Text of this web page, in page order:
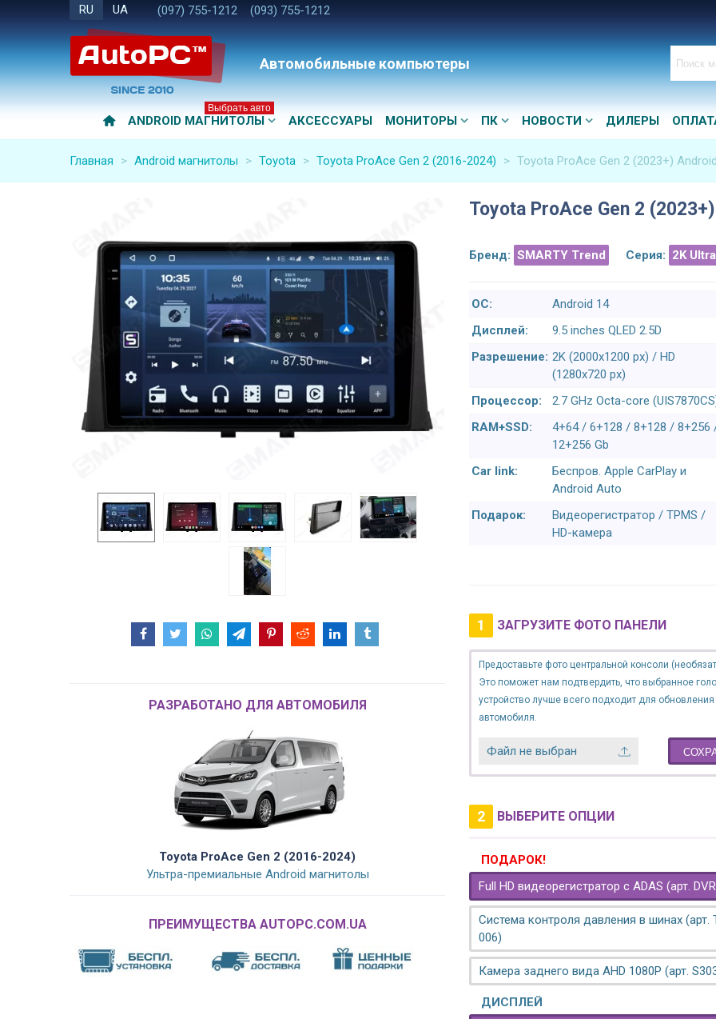
RU UA (097) 755-1212 (093) 755-1212
Автомобильные компьютеры
ANDROID МАГНИТОЛЫ
Выбрать авто
АКСЕССУАРЫ МОНИТОРЫ ПК НОВОСТИ ДИЛЕРЫ
Главная > Android магнитолы > Toyota > Toyota ProAce Gen 2 (2016-2024) > Toyota ProAce Gen 2 (2023+)
РАЗРАБОТАНО ДЛЯ АВТОМОБИЛЯ
Toyota ProAce Gen 2 (2016-2024)
Ультра-премиальные Android магнитолы
ПРЕИМУЩЕСТВА AUTOPC.COM.UA
Toyota ProAce Gen 2
Бренд: SMARTY Trend Серия: 2K
ОС:
Android 14
Дисплей:
9.5 inches QLED 2.5D
Разрешение: 2K (2000x1200 px) / HD
(1280x720 px)
Процессор:
2.7 GHz Octa-core
RAM+SSD:
4+64 / 6+128 / 8+128 / 8+256
12+256 Gb
Car link:
Беспров. Apple CarPlay и
Android Auto
Подарок:
Видеорегистратор / TPMS /
HD-камера
1 ЗАГРУЗИТЕ ФОТО ПАНЕЛИ
Предоставьте фото центральной консоли
Это поможет нам подтвердить, что выбранное
устройство лучше всего подходит для
автомобиля.
Файл не выбран
2 ВЫБЕРИТЕ ОПЦИИ
ПОДАРОК!
Full HD видеорегистратор с ADAS (арт.
Система контроля давления в шинах (арт.
006)
Камера заднего вида AHD 1080P (арт.
ДИСПЛЕЙ